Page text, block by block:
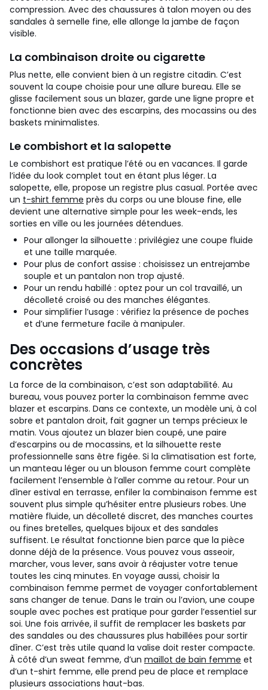
compression. Avec des chaussures à talon moyen ou des
sandales à semelle fine, elle allonge la jambe de façon
visible.
La combinaison droite ou cigarette
Plus nette, elle convient bien à un registre citadin. C’est
souvent la coupe choisie pour une allure bureau. Elle se
glisse facilement sous un blazer, garde une ligne propre et
fonctionne bien avec des escarpins, des mocassins ou des
baskets minimalistes.
Le combishort et la salopette
Le combishort est pratique l’été ou en vacances. Il garde
l’idée du look complet tout en étant plus léger. La
salopette, elle, propose un registre plus casual. Portée avec
un t-shirt femme près du corps ou une blouse fine, elle
devient une alternative simple pour les week-ends, les
sorties en ville ou les journées détendues.
Pour allonger la silhouette : privilégiez une coupe fluide
et une taille marquée.
Pour plus de confort assise : choisissez un entrejambe
souple et un pantalon non trop ajusté.
Pour un rendu habillé : optez pour un col travaillé, un
décolleté croisé ou des manches élégantes.
Pour simplifier l’usage : vérifiez la présence de poches
et d’une fermeture facile à manipuler.
Des occasions d’usage très
concrètes
La force de la combinaison, c’est son adaptabilité. Au
bureau, vous pouvez porter la combinaison femme avec
blazer et escarpins. Dans ce contexte, un modèle uni, à col
sobre et pantalon droit, fait gagner un temps précieux le
matin. Vous ajoutez un blazer bien coupé, une paire
d’escarpins ou de mocassins, et la silhouette reste
professionnelle sans être figée. Si la climatisation est forte,
un manteau léger ou un blouson femme court complète
facilement l’ensemble à l’aller comme au retour. Pour un
dîner estival en terrasse, enfiler la combinaison femme est
souvent plus simple qu’hésiter entre plusieurs robes. Une
matière fluide, un décolleté discret, des manches courtes
ou fines bretelles, quelques bijoux et des sandales
suffisent. Le résultat fonctionne bien parce que la pièce
donne déjà de la présence. Vous pouvez vous asseoir,
marcher, vous lever, sans avoir à réajuster votre tenue
toutes les cinq minutes. En voyage aussi, choisir la
combinaison femme permet de voyager confortablement
sans changer de tenue. Dans le train ou l’avion, une coupe
souple avec poches est pratique pour garder l’essentiel sur
soi. Une fois arrivée, il suffit de remplacer les baskets par
des sandales ou des chaussures plus habillées pour sortir
dîner. C’est très utile quand la valise doit rester compacte.
À côté d’un sweat femme, d’un maillot de bain femme et
d’un t-shirt femme, elle prend peu de place et remplace
plusieurs associations haut-bas.